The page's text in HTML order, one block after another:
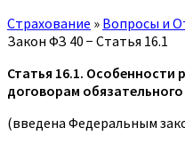
Страхование » Вопросы и
Закон ФЗ 40 − Статья 16.1
Статья 16.1. Особенности
договорам
(введена Федеральным